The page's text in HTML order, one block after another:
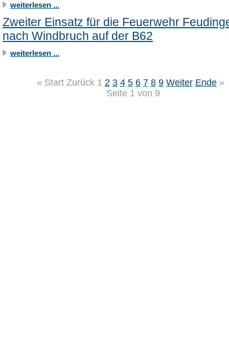
weiterlesen ...
Zweiter Einsatz für die Feuerwehr
nach Windbruch auf der B62
weiterlesen ...
« Start Zurück 1 2 3 4 5 6 7 8 9 Weiter Ende »
Seite 1 von 9